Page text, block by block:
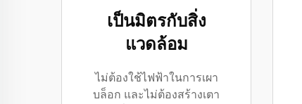
เป็นมิตรกับสิ่ง
แวดล้อม
ไม่ต้องใช้ไฟฟ้าในการเผา
บล็อก และไม่ต้องสร้างเตา